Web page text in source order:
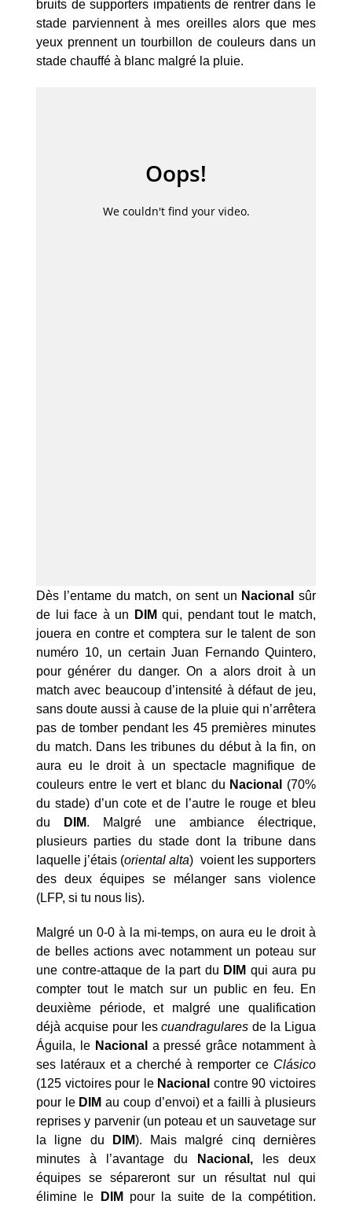
bruits de supporters impatients de rentrer dans le
stade parviennent à mes oreilles alors que mes
yeux prennent un tourbillon de couleurs dans un
stade chauffé à blanc malgré la pluie.
Dès l’entame du match, on sent un Nacional sûr
de lui face à un
DIM qui, pendant tout le match,
jouera en contre et comptera sur le talent de son
numéro 10, un certain Juan Fernando Quintero,
pour générer du danger. On a alors droit à un
match avec beaucoup d’intensité à défaut de jeu,
sans doute aussi à cause de la pluie qui n’arrêtera
pas de tomber pendant les 45 premières minutes
du match. Dans les tribunes du début à la fin, on
aura eu le droit à un spectacle magnifique de
couleurs entre le vert et blanc du Nacional
(70%
du stade) d’un cote et de l’autre le rouge et bleu
du
DIM. Malgré une ambiance électrique,
plusieurs parties du stade dont la tribune dans
laquelle j’étais (oriental alta) voient les supporters
des deux équipes se mélanger sans violence
(LFP, si tu nous lis).
Malgré un 0-0 à la mi-temps, on aura eu le droit à
de belles actions avec notamment un poteau sur
une contre-attaque de la part du DIM qui aura pu
compter tout le match sur un public en feu. En
deuxième période, et malgré une qualification
déjà acquise pour lescuandragulares de la Ligua
Águila, le Nacional a pressé grâce notamment à
ses latéraux et a cherché à remporter ce Clásico
(125 victoires pour le Nacional contre 90 victoires
pour le DIMau coup d’envoi) et a failli à plusieurs
reprises y parvenir (un poteau et un sauvetage sur
la ligne du
DIM). Mais malgré cinq dernières
minutes à l’avantage du
Nacional,
les deux
équipes se sépareront sur un résultat nul qui
élimine le
DIM pour la suite de la compétition.